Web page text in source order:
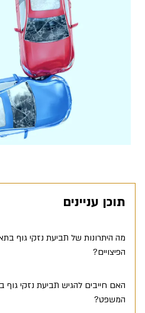
תוכן עניינים
מה היתרונות של תביעת נזקי גוף
הפיצויים?
האם חייבים להגיש תביעת נזקי גוף
המשפט?